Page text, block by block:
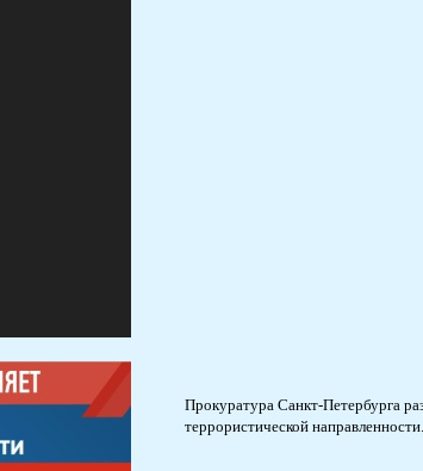
Прокуратура Санкт-Петербурга
террористической направленности.